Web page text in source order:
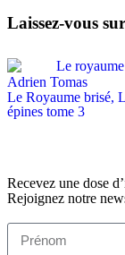
Laissez-vous
Adrien Tomas
Le Royaume brisé,
épines tome 3
Recevez une dose
Rejoignez notre